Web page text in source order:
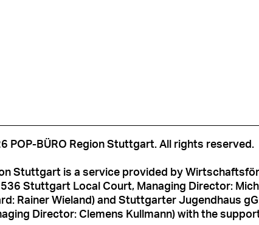
POP-BÜRO Region Stuttgart. All rights reserved.
Stuttgart is a service provided by
Stuttgart Local Court, Managing Director:
Rainer Wieland) and Stuttgarter Jugendhaus
Director: Clemens Kullmann) with the